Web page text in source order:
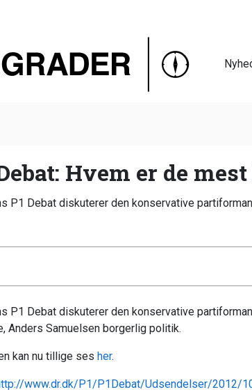
Hvem er de
P1 Debat diskuterer den konservative
P1 Debat diskuterer den konservative
Anders Samuelsen borgerlig politik.
kan nu tillige ses her.
www.dr.dk/P1/P1Debat/Udsendelser/2012/